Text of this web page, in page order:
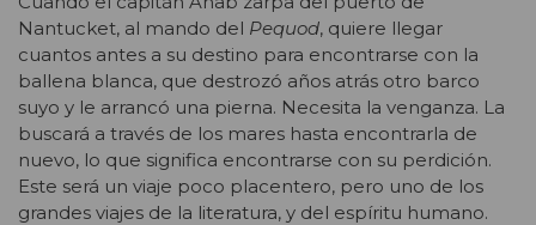
Nantucket, al mando del Pequod, quiere llegar
cuantos antes a su destino para encontrarse con la
ballena blanca, que destrozó años atrás otro barco
suyo y le arrancó una pierna. Necesita la venganza. La
buscará a través de los mares hasta encontrarla de
nuevo, lo que significa encontrarse con su perdición.
Este será un viaje poco placentero, pero uno de los
grandes viajes de la literatura, y del espíritu humano.